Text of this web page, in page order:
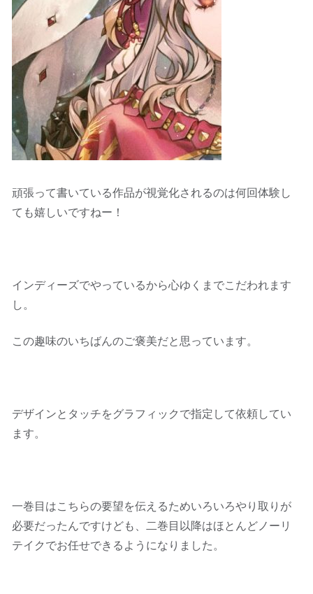
頑張って書いている作品が視覚化されるのは何回体験し
ても嬉しいですねー！
インディーズでやっているから心ゆくまでこだわれます
し。
この趣味のいちばんのご褒美だと思っています。
デザインとタッチをグラフィックで指定して依頼してい
ます。
一巻目はこちらの要望を伝えるためいろいろやり取りが
必要だったんですけども、二巻目以降はほとんどノーリ
テイクでお任せできるようになりました。